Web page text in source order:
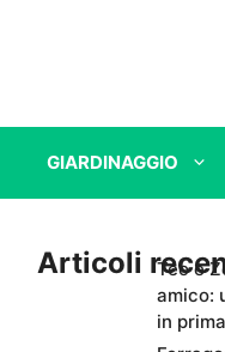
GIARDINAGGIO
Articoli
Teo e
amico:
in